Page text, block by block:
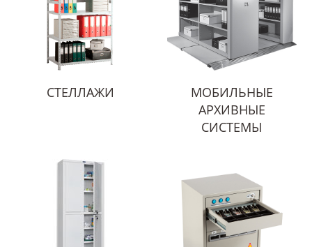
СТЕЛЛАЖИ
МОБИЛЬНЫЕ
АРХИВНЫЕ
СИСТЕМЫ